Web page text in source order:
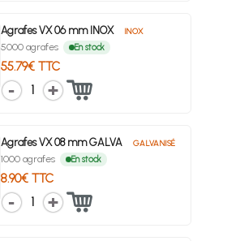
Agrafes VX 06 mm INOX INOX
5000 agrafes En stock
55.79€ TTC
1
Agrafes VX 08 mm GALVA GALVANISÉ
1000 agrafes En stock
8.90€ TTC
1